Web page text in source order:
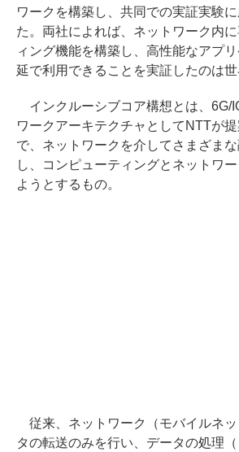
ワークを構築し、共同での実証実験
た。両社によれば、ネットワーク内
ィング機能を構築し、高性能なアプ
延で利用できることを実証したのは世
インクルーシブコア構想とは、6G/
ワークアーキテクチャとしてNTTが
で、ネットワークを介してさまざま
し、コンピューティングとネットワ
ようとするもの。
従来、ネットワーク（モバイルネ
タの転送のみを行い、データの処理